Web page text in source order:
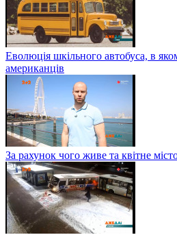
Еволюція шкільного автобуса, в
американців
За рахунок чого живе та квітне